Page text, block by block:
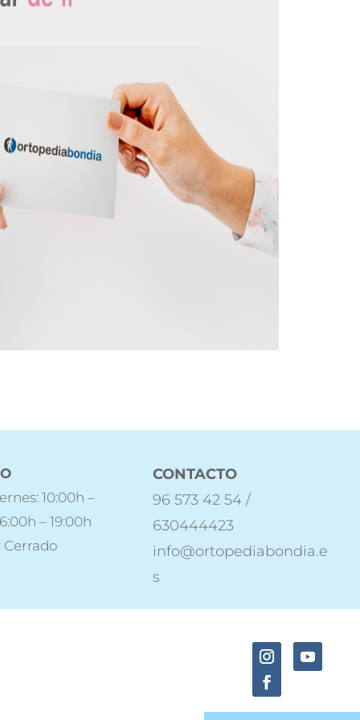
10:00h –
– 19:00h
Cerrado
CONTACTO
96 573 42 54 /
630444423
info@ortopediabondia.e
s